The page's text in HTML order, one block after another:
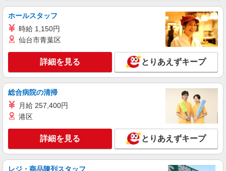
愛知県岡崎市法性寺町柳ノ内36-1
キープ 詳細を見る
パート
すき家 岡崎西大友店
すき家の店舗スタッフ（接客・調理・清掃な
時給1,200円 ※22:00〜翌5:00：時給1,500円 ※
高校生時給1,150円 ※早朝手当（5:00〜9:00）時給
愛知県岡崎市西大友町字杭穴92番地1
キープ 詳細を見る
ホールスタッフ
時給 1,150円
仙台市青葉区
詳細を見る とりあえずキープ
総合病院の清掃
月給 257,400円
港区
詳細を見る とりあえずキープ
レジ・商品陳列スタッフ